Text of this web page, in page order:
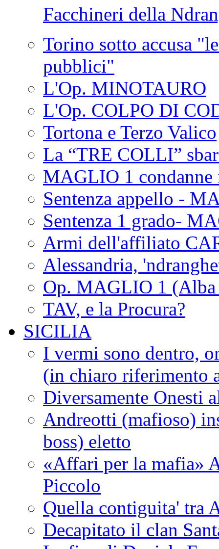
Facchineri della
Torino sotto accusa
pubblici"
L'Op. MINOTAURO
L'Op. COLPO DI
Tortona e Terzo Valico
La “TRE COLLI”
MAGLIO 1 condanne
Sentenza appello -
Sentenza 1 grado-
Armi dell'affiliato
Alessandria,
Op. MAGLIO 1 (Alba
TAV, e la Procura?
SICILIA
I vermi sono dentro,
(in chiaro riferimento
Diversamente Onesti
Andreotti (mafioso)
boss) eletto
«Affari per la mafia»
Piccolo
Quella contiguita' tra
Decapitato il clan